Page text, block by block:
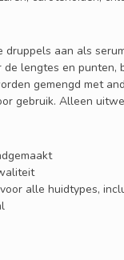
druppels aan als
de lengtes en punten,
gemengd met
gebruik. Alleen
alle huidtypes,